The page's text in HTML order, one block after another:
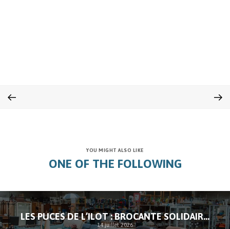
YOU MIGHT ALSO LIKE
ONE OF THE FOLLOWING
LES PUCES DE L’ILOT : BROCANTE SOLIDAIRE À SAINT-GILLES
14 juillet 2026